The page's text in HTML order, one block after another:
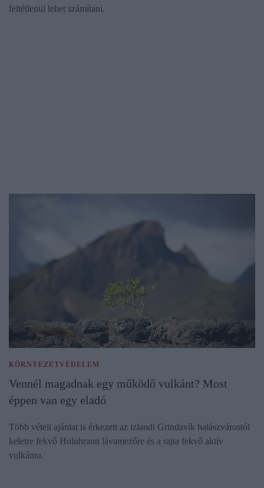
feltétlenül lehet számítani.
KÖRNYEZETVÉDELEM
Vennél magadnak egy működő vulkánt? Most
éppen van egy eladó
Több vételi ajánlat is érkezett az izlandi Grindavík halászvárostól
keletre fekvő Holuhraun lávamezőre és a rajta fekvő aktív
vulkánra.